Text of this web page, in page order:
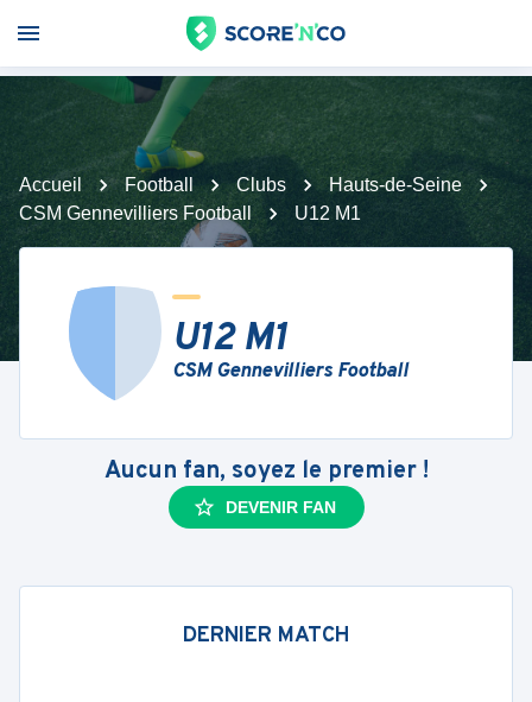
Accueil Football Clubs
Hauts-de-Seine
CSM Gennevilliers Football
U12 M1
U12 M1
CSM Gennevilliers Football
Aucun fan, soyez le premier !
DEVENIR FAN
DERNIER MATCH